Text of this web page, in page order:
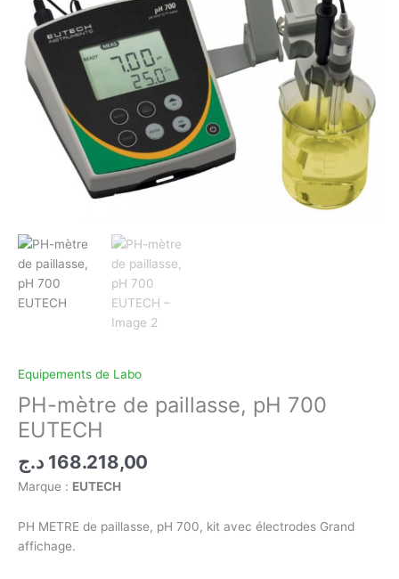
Equipements de Labo
PH-mètre de paillasse, pH 700
EUTECH
168.218,00 د.ج
Marque : EUTECH
PH METRE de paillasse, pH 700, kit avec électrodes Grand
affichage.